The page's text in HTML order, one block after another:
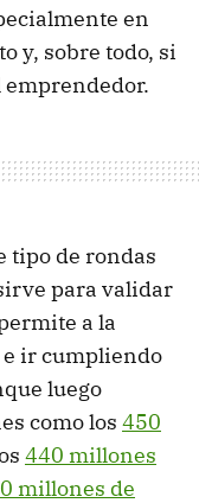
en
y, sobre todo, si
tipo de rondas
para validar
a la
ir cumpliendo
luego
como los 450
440 millones
millones de